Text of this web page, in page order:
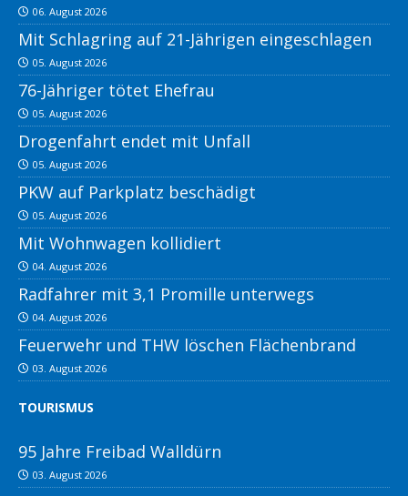
06. August 2026
Mit Schlagring auf 21-Jährigen eingeschlagen
05. August 2026
76-Jähriger tötet Ehefrau
05. August 2026
Drogenfahrt endet mit Unfall
05. August 2026
PKW auf Parkplatz beschädigt
05. August 2026
Mit Wohnwagen kollidiert
04. August 2026
Radfahrer mit 3,1 Promille unterwegs
04. August 2026
Feuerwehr und THW löschen Flächenbrand
03. August 2026
TOURISMUS
95 Jahre Freibad Walldürn
03. August 2026